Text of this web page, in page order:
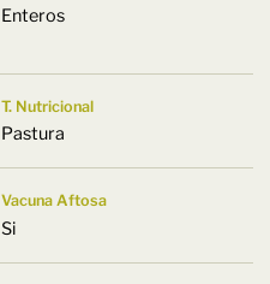
Enteros
T. Nutricional
Pastura
Vacuna Aftosa
Si